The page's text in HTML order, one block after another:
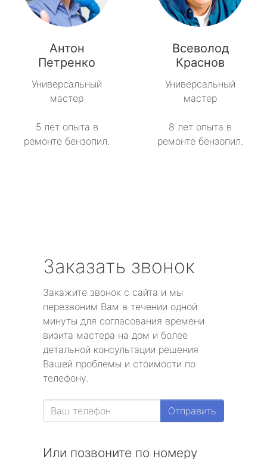
Антон
Петренко
Универсальный
мастер
5 лет опыта в
ремонте бензопил.
Всеволод
Краснов
Универсальный
мастер
8 лет опыта в
ремонте бензопил.
Заказать звонок
Закажите звонок с сайта и мы
перезвоним Вам в течении одной
минуты для согласования времени
визита мастера на дом и более
детальной консультации решения
Вашей проблемы и стоимости по
телефону.
Отправить
Или позвоните по номеру